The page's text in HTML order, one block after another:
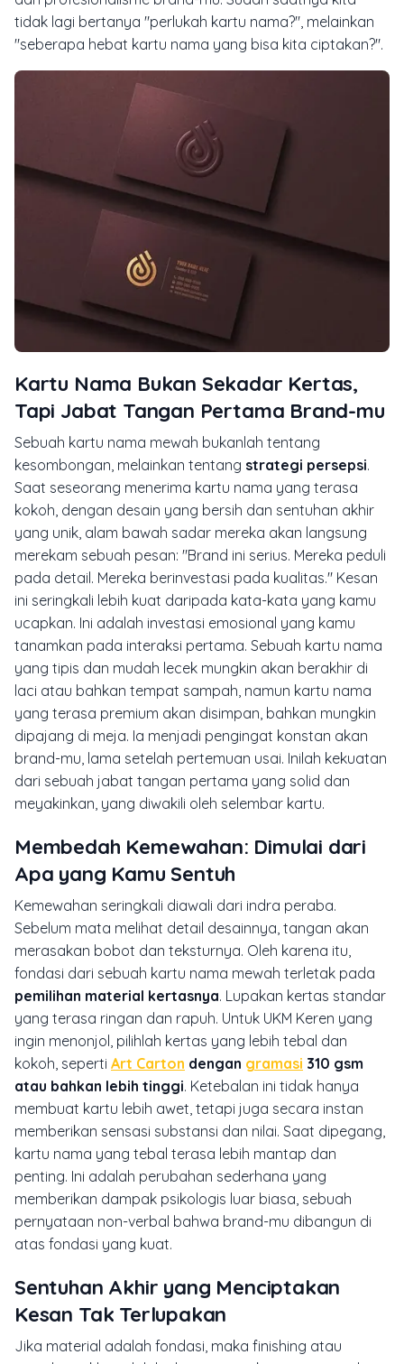
tidak lagi bertanya "perlukah kartu nama?", melainkan
"seberapa hebat kartu nama yang bisa kita ciptakan?".
Kartu Nama Bukan Sekadar Kertas,
Tapi Jabat Tangan Pertama Brand-mu
Sebuah kartu nama mewah bukanlah tentang
kesombongan, melainkan tentang strategi persepsi.
Saat seseorang menerima kartu nama yang terasa
kokoh, dengan desain yang bersih dan sentuhan akhir
yang unik, alam bawah sadar mereka akan langsung
merekam sebuah pesan: "Brand ini serius. Mereka peduli
pada detail. Mereka berinvestasi pada kualitas." Kesan
ini seringkali lebih kuat daripada kata-kata yang kamu
ucapkan. Ini adalah investasi emosional yang kamu
tanamkan pada interaksi pertama. Sebuah kartu nama
yang tipis dan mudah lecek mungkin akan berakhir di
laci atau bahkan tempat sampah, namun kartu nama
yang terasa premium akan disimpan, bahkan mungkin
dipajang di meja. Ia menjadi pengingat konstan akan
brand-mu, lama setelah pertemuan usai. Inilah kekuatan
dari sebuah jabat tangan pertama yang solid dan
meyakinkan, yang diwakili oleh selembar kartu.
Membedah Kemewahan: Dimulai dari
Apa yang Kamu Sentuh
Kemewahan seringkali diawali dari indra peraba.
Sebelum mata melihat detail desainnya, tangan akan
merasakan bobot dan teksturnya. Oleh karena itu,
fondasi dari sebuah kartu nama mewah terletak pada
pemilihan material kertasnya. Lupakan kertas standar
yang terasa ringan dan rapuh. Untuk UKM Keren yang
ingin menonjol, pilihlah kertas yang lebih tebal dan
kokoh, seperti Art Carton dengan gramasi 310 gsm
atau bahkan lebih tinggi. Ketebalan ini tidak hanya
membuat kartu lebih awet, tetapi juga secara instan
memberikan sensasi substansi dan nilai. Saat dipegang,
kartu nama yang tebal terasa lebih mantap dan
penting. Ini adalah perubahan sederhana yang
memberikan dampak psikologis luar biasa, sebuah
pernyataan non-verbal bahwa brand-mu dibangun di
atas fondasi yang kuat.
Sentuhan Akhir yang Menciptakan
Kesan Tak Terlupakan
Jika material adalah fondasi, maka finishing atau